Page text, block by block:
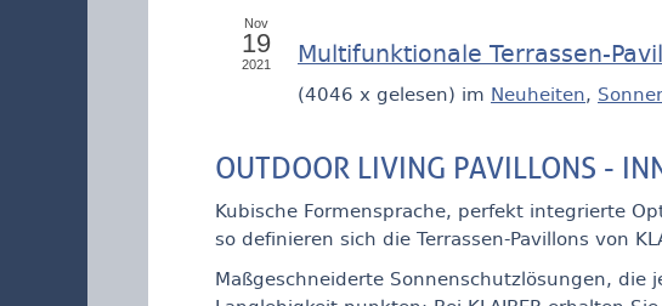
Multifunktionale Terrassen-
(4046 x gelesen) im Neuheiten,
Nov
19
2021
OUTDOOR LIVING PAVILLONS -
Kubische Formensprache, perfekt integrierte
so definieren sich die Terrassen-Pavillons von
Maßgeschneiderte Sonnenschutzlösungen,